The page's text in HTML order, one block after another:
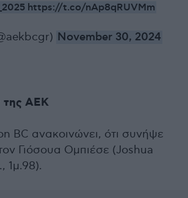
https://t.co/nAp8qRUVMm
November 30, 2024
της ΑΕΚ
BC ανακοινώνει, ότι συνήψε
Γιόσουα Ομπιέσε (Joshua
1μ.98).